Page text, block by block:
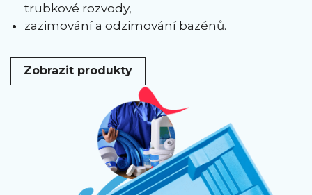
trubkové rozvody,
zazimování a odzimování bazénů.
Zobrazit produkty